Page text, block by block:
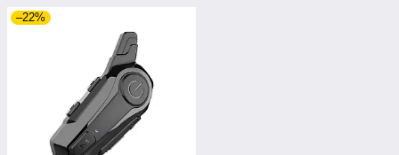
–22%